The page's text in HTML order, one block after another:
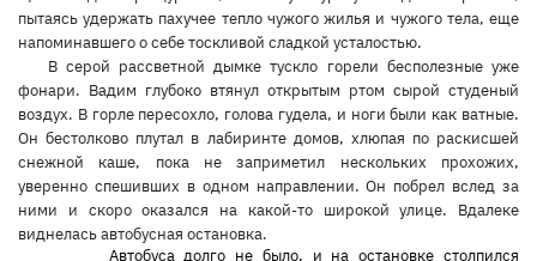
пытаясь удержать пахучее тепло чужого жилья и чужого тела, еще
напоминавшего о себе тоскливой сладкой усталостью.
В серой рассветной дымке тускло горели бесполезные уже
фонари. Вадим глубоко втянул открытым ртом сырой студеный
воздух. В горле пересохло, голова гудела, и ноги были как ватные.
Он бестолково плутал в лабиринте домов, хлюпая по раскисшей
снежной каше, пока не заприметил нескольких прохожих,
уверенно спешивших в одном направлении. Он побрел вслед за
ними и скоро оказался на какой-то широкой улице. Вдалеке
виднелась автобусная остановка.
Автобуса долго не было, и на остановке столпился